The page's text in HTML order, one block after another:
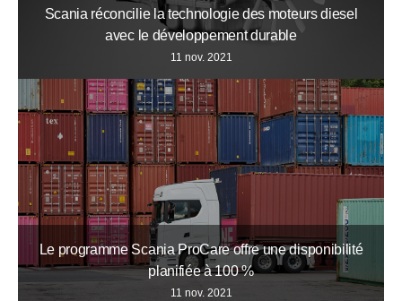
Scania réconcilie la technologie des moteurs diesel
avec le développement durable
11 nov. 2021
Le programme Scania ProCare offre une disponibilité
planifiée à 100 %
11 nov. 2021